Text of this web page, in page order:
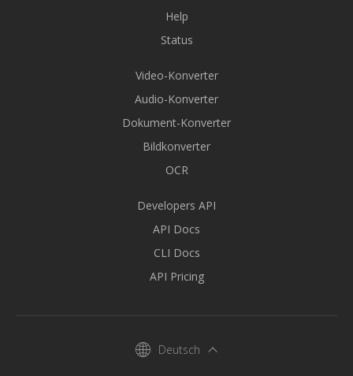
Help
Status
Video-Konverter
Audio-Konverter
Dokument-Konverter
Bildkonverter
OCR
Developers API
API Docs
CLI Docs
API Pricing
Deutsch